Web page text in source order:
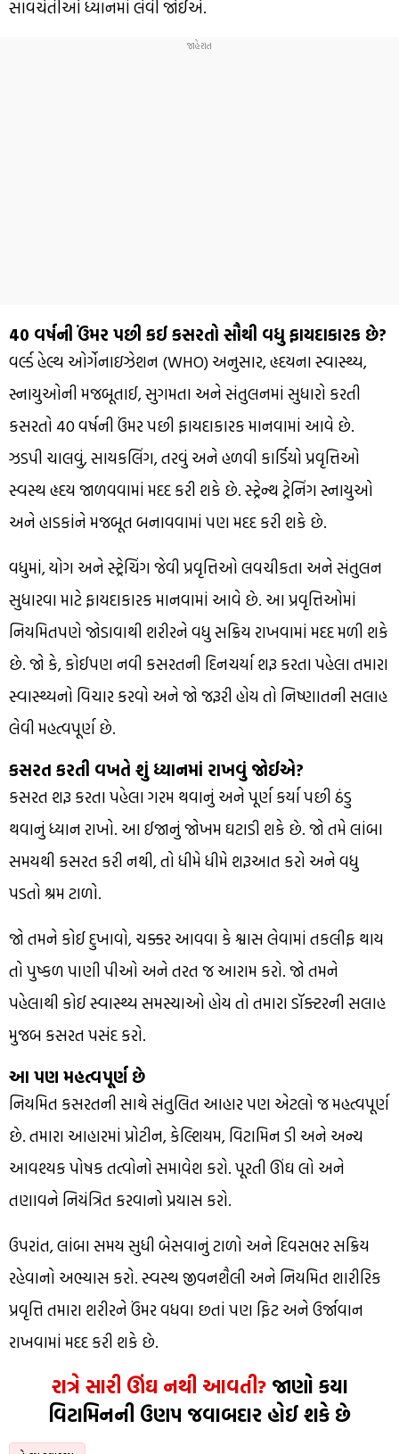
સાવચેતીઓ ધ્યાનમાં લેવી જોઈએ.
40 વર્ષની ઉંમર પછી કઈ કસરતો સૌથી વધુ ફાયદાકારક છે?
વર્લ્ડ હેલ્થ ઓર્ગેનાઇઝેશન (WHO) અનુસાર, હૃદયના સ્વાસ્થ્ય,
સ્નાયુઓની મજબૂતાઈ, સુગમતા અને સંતુલનમાં સુધારો કરતી
કસરતો 40 વર્ષની ઉંમર પછી ફાયદાકારક માનવામાં આવે છે.
ઝડપી ચાલવું, સાયકલિંગ, તરવું અને હળવી કાર્ડિયો પ્રવૃત્તિઓ
સ્વસ્થ હૃદય જાળવવામાં મદદ કરી શકે છે. સ્ટ્રેન્થ ટ્રેનિંગ સ્નાયુઓ
અને હાડકાંને મજબૂત બનાવવામાં પણ મદદ કરી શકે છે.
વધુમાં, યોગ અને સ્ટ્રેચિંગ જેવી પ્રવૃત્તિઓ લવચીકતા અને સંતુલન
સુધારવા માટે ફાયદાકારક માનવામાં આવે છે. આ પ્રવૃત્તિઓમાં
નિયમિતપણે જોડાવાથી શરીરને વધુ સક્રિય રાખવામાં મદદ મળી શકે
છે. જો કે, કોઈપણ નવી કસરતની દિનચર્યા શરૂ કરતા પહેલા તમારા
સ્વાસ્થ્યનો વિચાર કરવો અને જો જરૂરી હોય તો નિષ્ણાતની સલાહ
લેવી મહત્વપૂર્ણ છે.
કસરત કરતી વખતે શું ધ્યાનમાં રાખવું જોઈએ?
કસરત શરૂ કરતા પહેલા ગરમ થવાનું અને પૂર્ણ કર્યા પછી ઠંડુ
થવાનું ધ્યાન રાખો. આ ઈજાનું જોખમ ઘટાડી શકે છે. જો તમે લાંબા
સમયથી કસરત કરી નથી, તો ધીમે ધીમે શરૂઆત કરો અને વધુ
પડતો શ્રમ ટાળો.
જો તમને કોઈ દુખાવો, ચક્કર આવવા કે શ્વાસ લેવામાં તકલીફ થાય
તો પુષ્કળ પાણી પીઓ અને તરત જ આરામ કરો. જો તમને
પહેલાથી કોઈ સ્વાસ્થ્ય સમસ્યાઓ હોય તો તમારા ડૉક્ટરની સલાહ
મુજબ કસરત પસંદ કરો.
આ પણ મહત્વપૂર્ણ છે
નિયમિત કસરતની સાથે સંતુલિત આહાર પણ એટલો જ મહત્વપૂર્ણ
છે. તમારા આહારમાં પ્રોટીન, કેલ્શિયમ, વિટામિન ડી અને અન્ય
આવશ્યક પોષક તત્વોનો સમાવેશ કરો. પૂરતી ઊંઘ લો અને
તણાવને નિયંત્રિત કરવાનો પ્રયાસ કરો.
ઉપરાંત, લાંબા સમય સુધી બેસવાનું ટાળો અને દિવસભર સક્રિય
રહેવાનો અભ્યાસ કરો. સ્વસ્થ જીવનશૈલી અને નિયમિત શારીરિક
પ્રવૃત્તિ તમારા શરીરને ઉંમર વધવા છતાં પણ ફિટ અને ઉર્જાવાન
રાખવામાં મદદ કરી શકે છે.
રાત્રે સારી ઊંઘ નથી આવતી?જાણો કયા
વિટામિનની ઉણપ જવાબદાર હોઈ શકે છે